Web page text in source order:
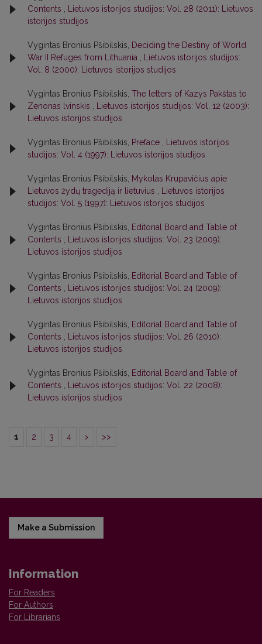
Contents
Lietuvos istorijos studijos: Vol. 28 (2011): Lietuvos
istorijos studijos
Vygintas Bronius Pšibilskis,
Deciding the Destiny of World
War II Refuges from Lithuania
Lietuvos istorijos studijos:
Vol. 8 (2000): Lietuvos istorijos studijos
Vygintas Bronius Pšibilskis, The letters of Kazys Pakštas to
Zenonas lvinskis
Lietuvos istorijos studijos: Vol. 12 (2003):
Lietuvos istorijos studijos
Vygintas Bronius Pšibilskis, Preface
Lietuvos istorijos
studijos: Vol. 4 (1997): Lietuvos istorijos studijos
Vygintas Bronius Pšibilskis,
Mykolas Krupavičius apie
Lietuvos žydų tragediją ir lietuvius
Lietuvos istorijos
studijos: Vol. 5 (1997): Lietuvos istorijos studijos
Vygintas Bronius Pšibilskis,
Editorial Board and Table of
Contents
Lietuvos istorijos studijos: Vol. 23 (2009):
Lietuvos istorijos studijos
Vygintas Bronius Pšibilskis,
Editorial Board and Table of
Contents
Lietuvos istorijos studijos: Vol. 24 (2009):
Lietuvos istorijos studijos
Vygintas Bronius Pšibilskis,
Editorial Board and Table of
Contents
Lietuvos istorijos studijos: Vol. 26 (2010):
Lietuvos istorijos studijos
Vygintas Bronius Pšibilskis,
Editorial Board and Table of
Contents
Lietuvos istorijos studijos: Vol. 22 (2008):
Lietuvos istorijos studijos
1 2 3 4 > >>
Make a Submission
Information
For Readers
For Authors
For Librarians